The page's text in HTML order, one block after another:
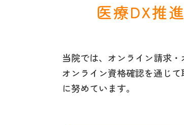
医療DX推
当院では、オンライン請求
オンライン資格確認を通じ
に努めています。